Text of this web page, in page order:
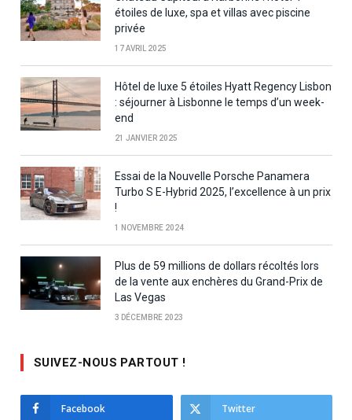
étoiles de luxe, spa et villas avec piscine
privée
17 AVRIL 2025
Hôtel de luxe 5 étoiles Hyatt Regency Lisbon
: séjourner à Lisbonne le temps d’un week-
end
21 JANVIER 2025
Essai de la Nouvelle Porsche Panamera
Turbo S E-Hybrid 2025, l’excellence à un prix
!
1 NOVEMBRE 2024
Plus de 59 millions de dollars récoltés lors
de la vente aux enchères du Grand-Prix de
Las Vegas
3 DÉCEMBRE 2023
SUIVEZ-NOUS PARTOUT !
Facebook Twitter